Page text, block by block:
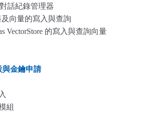
話紀錄管理器
及向量的寫入與查詢
的寫入與查詢向量
與金鑰申請
組